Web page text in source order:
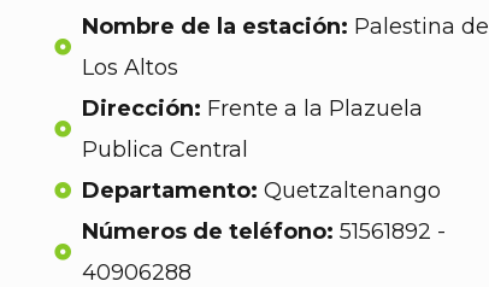
Nombre de la estación: Palestina de
Los Altos
Dirección: Frente a la Plazuela
Publica Central
Departamento: Quetzaltenango
Números de teléfono: 51561892 -
40906288